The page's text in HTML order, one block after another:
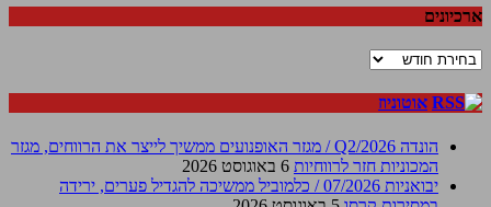
ארכיונים
ארכיונים
אוטוניוז
הונדה Q2/2026 / מגזר האופנועים ממשיך לייצר את הרווחים, מגזר
המכוניות חזר לרווחיות 6 באוגוסט 2026
יבואניות 07/2026 / כלמוביל ממשיכה להגדיל פערים, ירידה